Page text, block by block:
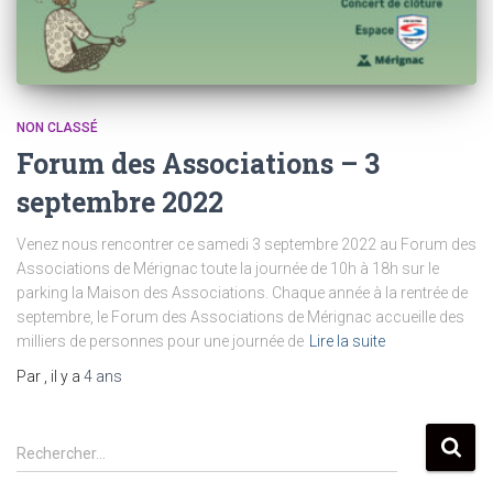
NON CLASSÉ
Forum des Associations – 3
septembre 2022
Venez nous rencontrer ce samedi 3 septembre 2022 au Forum des
Associations de Mérignac toute la journée de 10h à 18h sur le
parking la Maison des Associations. Chaque année à la rentrée de
septembre, le Forum des Associations de Mérignac accueille des
milliers de personnes pour une journée de
Lire la suite
Par
, il y a 4 ans
R
e
Rechercher…